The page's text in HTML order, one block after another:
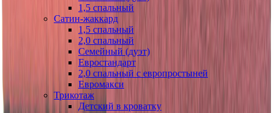
1,5 спальный
Сатин-жаккард
1,5 спальный
2,0 спальный
Семейный (дуэт)
Евростандарт
2,0 спальный с европростыней
Евромакси
Трикотаж
Детский в кроватку